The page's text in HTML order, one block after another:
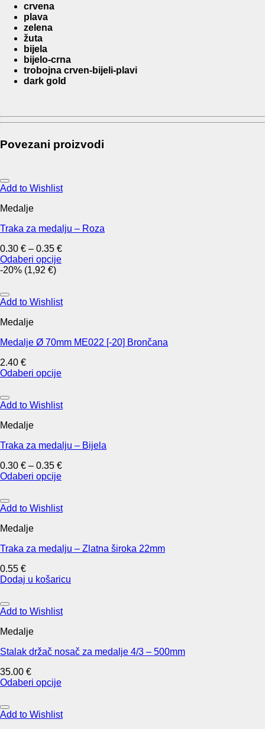
crvena
plava
zelena
žuta
bijela
bijelo-crna
trobojna crven-bijeli-plavi
dark gold
Povezani proizvodi
Add to Wishlist
Medalje
Traka za medalju – Roza
0.30 € – 0.35 €
Odaberi opcije
This
has
multiple
The
may
chosen
on
product
page
-20% (1,92 €)
Add to Wishlist
Medalje
Medalje Ø 70mm ME022 [-20] Brončana
2.40 €
Odaberi opcije
product
has
variants.
options
be
chosen
the
product
Add to Wishlist
Medalje
Traka za medalju – Bijela
0.30 € – 0.35 €
Odaberi opcije
product
has
variants.
options
be
chosen
the
product
Add to Wishlist
Medalje
Traka za medalju – Zlatna široka 22mm
0.55 €
Dodaj u košaricu
Add to Wishlist
Medalje
Stalak držač nosač za medalje 4/3 – 500mm
35.00 €
Odaberi opcije
product
has
Add to Wishlist